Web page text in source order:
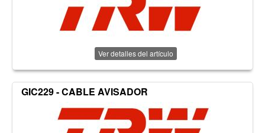
Ver detalles del artículo
GIC229 - CABLE AVISADOR